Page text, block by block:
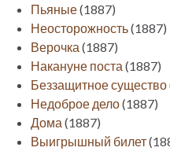
Пьяные(1887)
Неосторожность(1887)
Верочка (1887)
Накануне поста (1887)
Беззащитное существо
Недоброе дело(1887)
Дома (1887)
Выигрышный билет